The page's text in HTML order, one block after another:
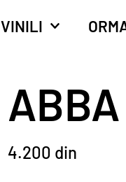
VINILI
4.200 din